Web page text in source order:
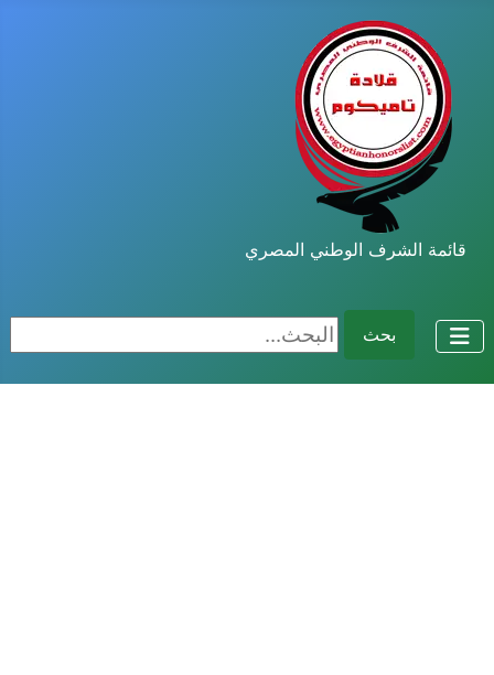
قائمة الشرف الوطني المصري
بحث البحث...